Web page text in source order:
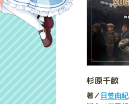
杉原千畝
著／ 日笠由紀